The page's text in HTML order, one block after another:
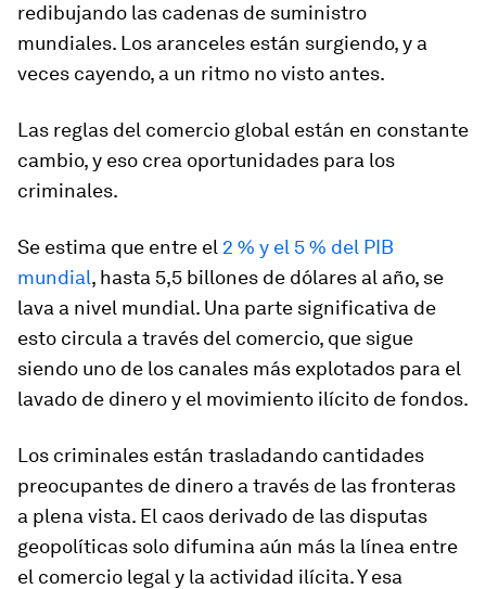
redibujando las cadenas de suministro
mundiales. Los aranceles están surgiendo, y a
veces cayendo, a un ritmo no visto antes.
Las reglas del comercio global están en constante
cambio, y eso crea oportunidades para los
criminales.
Se estima que entre el 2 % y el 5 % del PIB
mundial, hasta 5,5 billones de dólares al año, se
lava a nivel mundial. Una parte significativa de
esto circula a través del comercio, que sigue
siendo uno de los canales más explotados para el
lavado de dinero y el movimiento ilícito de fondos.
Los criminales están trasladando cantidades
preocupantes de dinero a través de las fronteras
a plena vista. El caos derivado de las disputas
geopolíticas solo difumina aún más la línea entre
el comercio legal y la actividad ilícita. Y esa